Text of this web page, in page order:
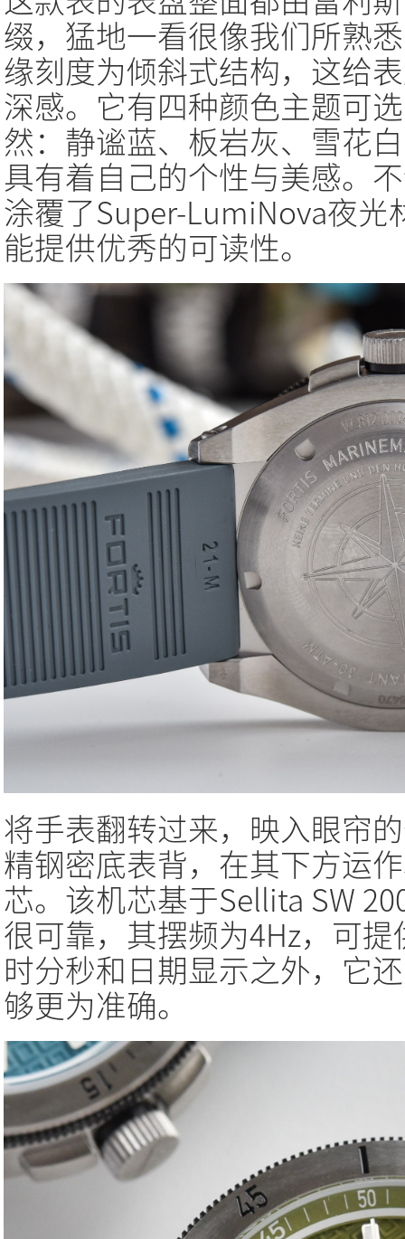
缀，猛地一看很像我们所熟
缘刻度为倾斜式结构，这给
深感。它有四种颜色主题可
然：静谧蓝、板岩灰、雪花
具有着自己的个性与美感。
涂覆了Super-LumiNova夜
能提供优秀的可读性。
将手表翻转过来，映入眼帘
精钢密底表背，在其下方运
芯。该机芯基于Sellita SW
很可靠，其摆频为4Hz，可
时分秒和日期显示之外，它
够更为准确。